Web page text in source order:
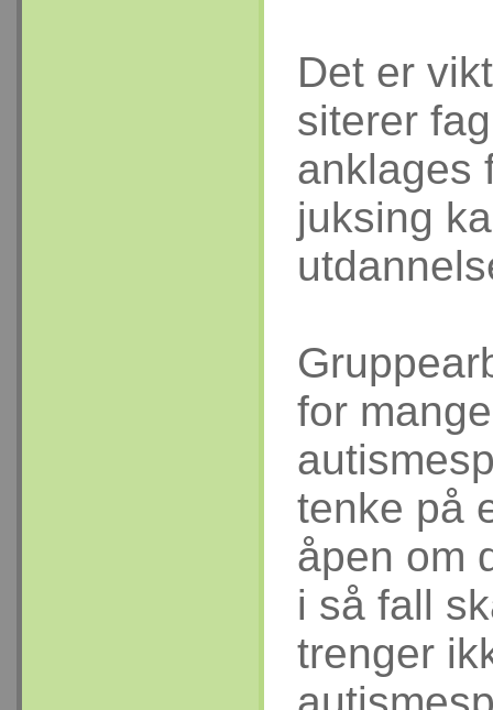
Det er
siterer
anklages
juksing
for
tenke på
åpen om
i så fall
trenger